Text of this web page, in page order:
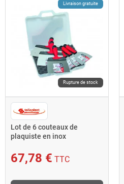
Livraison gratuite
Rupture de stock
Lot de 6 couteaux de
plaquiste en inox
440429 Taliaplast
67,78 € TTC